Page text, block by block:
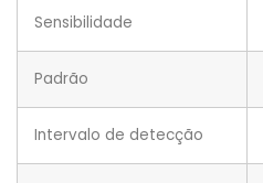
Sensibilidade
Padrão
Intervalo de detecção